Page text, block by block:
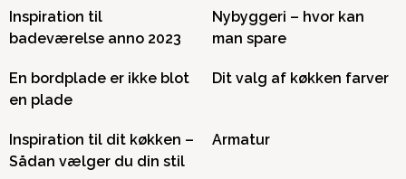
Inspiration til
badeværelse anno 2023
Nybyggeri – hvor kan
man spare
En bordplade er ikke blot
en plade
Dit valg af køkken farver
Inspiration til dit køkken –
Sådan vælger du din stil
Armatur